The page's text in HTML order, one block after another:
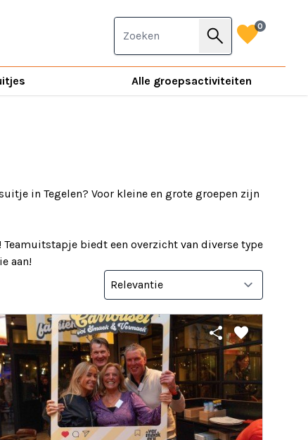
Alle groepsactiviteiten
search favorite0
in Tegelen? Voor kleine en grote groepen zijn
Teamuitstapje biedt een overzicht van diverse type
aan!
share favorite